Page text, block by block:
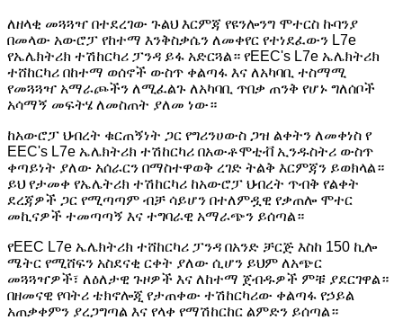
ለዘላቂ መጓጓዣ በተደረገው ጉልህ እርምጃ የዩንሎንግ ሞተርስ ኩባንያ
በመላው አውሮፓ የከተማ እንቅስቃሴን ለመቀየር የተነደፈውን L7e
የኤሌክትሪክ ተሽከርካሪ ፓንዳ ይፋ አድርጓል። የEEC's L7e ኤሌክትሪክ
ተሸከርካሪ በከተማ ወሰኖች ውስጥ ቀልጣፋ እና ለአካባቢ ተስማሚ
የመጓጓዣ አማራጮችን ለሚፈልጉ ለአካባቢ ጥበቃ ጠንቅ የሆኑ ግለሰቦች
አሳማኝ መፍትሄ ለመስጠት ያለመ ነው።
ከአውሮፓ ህብረት ቁርጠኝነት ጋር የግሪንሀውስ ጋዝ ልቀትን ለመቀነስ የ
EEC's L7e ኤሌክትሪክ ተሽከርካሪ በአውቶሞቲቭ ኢንዱስትሪ ውስጥ
ቀጣይነት ያለው አሰራርን በማስተዋወቅ ረገድ ትልቅ እርምጃን ይወክላል።
ይህ የታመቀ የኤሌትሪክ ተሽከርካሪ ከአውሮፓ ህብረት ጥብቅ የልቀት
ደረጃዎች ጋር የሚጣጣም ብቻ ሳይሆን በተለምዷዊ የቃጠሎ ሞተር
መኪናዎች ተመጣጣኝ እና ተግባራዊ አማራጭን ይሰጣል።
የEEC L7e ኤሌክትሪክ ተሸከርካሪ ፓንዳ በአንድ ቻርጅ እስከ 150 ኪሎ
ሜትር የሚሸፍን አስደናቂ ርቀት ያለው ሲሆን ይህም ለአጭር
መጓጓዣዎች፣ ለዕለታዊ ጉዞዎች እና ለከተማ ጀብዱዎች ምቹ ያደርገዋል።
በዘመናዊ የባትሪ ቴክኖሎጂ የታጠቀው ተሽከርካሪው ቀልጣፋ የኃይል
አጠቃቀምን ያረጋግጣል እና የላቀ የማሽከርከር ልምድን ይሰጣል።